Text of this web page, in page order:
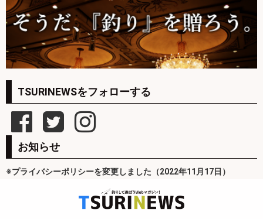
TSURINEWSをフォローする
お知らせ
※プライバシーポリシーを変更しました（2022年11月17日）